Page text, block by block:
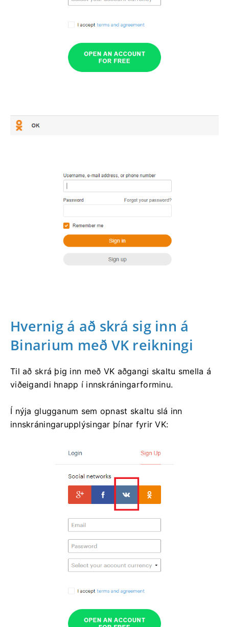
Hvernig á að skrá sig inn á
Binarium með VK reikningi
Til að skrá þig inn með VK aðgangi skaltu smella á
viðeigandi hnapp í innskráningarforminu.
Í nýja glugganum sem opnast skaltu slá inn
innskráningarupplýsingar þínar fyrir VK: